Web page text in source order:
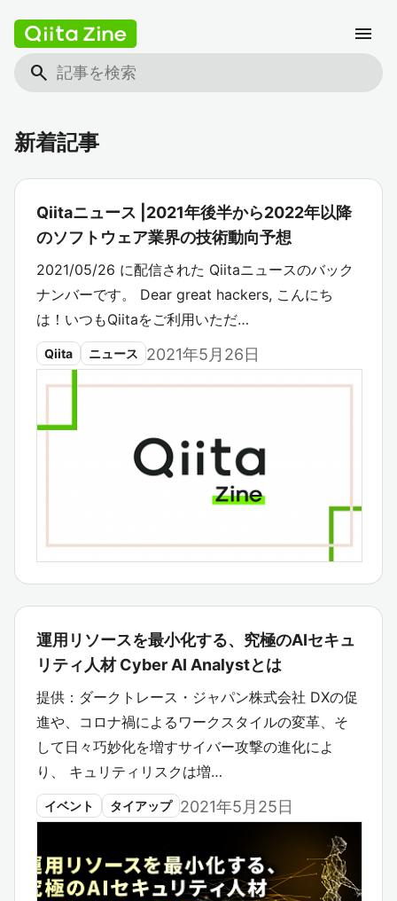
search
menu
新着記事
Qiitaニュース |2021年後半から2022年以降
のソフトウェア業界の技術動向予想
2021/05/26 に配信された Qiitaニュースのバック
ナンバーです。 Dear great hackers, こんにち
は！いつもQiitaをご利用いただ…
Qiita ニュース 2021年5月26日
運用リソースを最小化する、究極のAIセキュ
リティ人材 Cyber AI Analystとは
提供：ダークトレース・ジャパン株式会社 DXの促
進や、コロナ禍によるワークスタイルの変革、そ
して日々巧妙化を増すサイバー攻撃の進化によ
り、 キュリティリスクは増…
イベント タイアップ 2021年5月25日